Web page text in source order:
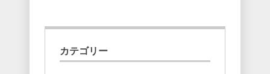
カテゴリー